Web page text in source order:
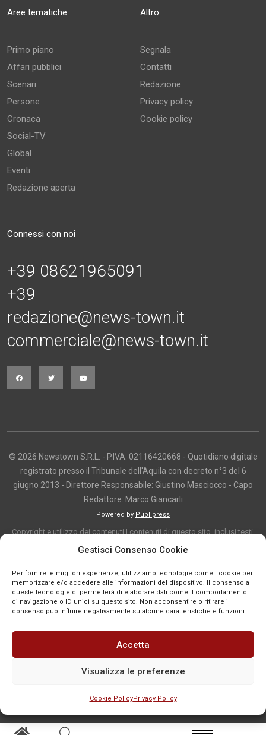
Gestisci Consenso Cookie
Per fornire le migliori esperienze, utilizziamo tecnologie come i cookie per
memorizzare e/o accedere alle informazioni del dispositivo. Il consenso a
queste tecnologie ci permetterà di elaborare dati come il comportamento
di navigazione o ID unici su questo sito. Non acconsentire o ritirare il
consenso può influire negativamente su alcune caratteristiche e funzioni.
Accetta
Visualizza le preferenze
Cookie PolicyPrivacy Policy
Aree tematiche
Primo piano
Affari pubblici
Scenari
Persone
Cronaca
Social-TV
Global
Eventi
Redazione aperta
Altro
Segnala
Contatti
Redazione
Privacy policy
Cookie policy
Connessi con noi
+39 08621965091
+39
redazione@news-town.it
commerciale@news-town.it
© 2026 Newstown S.R.L. - P.IVA: 02116420668 - Quotidiano digitale
registrato presso il Tribunale dell'Aquila con decreto n°3 del 6
giugno 2013 - Direttore Responsabile: Giustino Masciocco - Capo
Redattore: Marco Giancarli
Powered by Publipress
Copyright e utilizzo dei contenuti I contenuti di questo sito, inclusi testi,
articoli, immagini, fotografie, video e grafica, sono protetti da copyright e
indicazione. La riproduzione totale o parziale dei contenuti è consentita
solo previa autorizzazione o citando chiaramente la fonte, con link diretto
alla pagina originale, quando previsto. I contenuti provenienti da terze
parti sono pubblicati a fini informativi e restano di proprietà dei legittimi
titolari dei diritti. Se un contenuto viola diritti d’autore o norme vigenti, è
possibile segnalarlo per la verifica e l’eventuale rimozione tramite
comunicazione mail all'indirizzo redazione@news-town.it